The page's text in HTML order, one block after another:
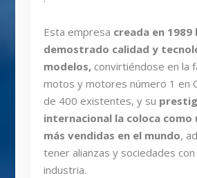
Esta empresa creada en 1989
demostrado calidad y
modelos,convirtiéndose en la
motos y motores número 1 en
de 400 existentes, y su
internacional la coloca como
más vendidas en el mundo,
tener alianzas y sociedades
industria.